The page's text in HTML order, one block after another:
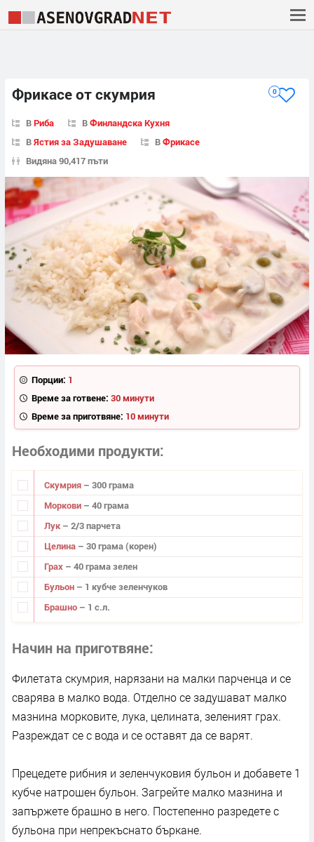
Фрикасе от скумрия 0
ВРиба ВФинландска Кухня
ВЯстия за Задушаване ВФрикасе
Видяна 90,417 пъти
Порции: 1
Време за готвене: 30 минути
Време за приготвяне: 10 минути
Необходими продукти
Скумрия – 300 грама
Моркови – 40 грама
Лук – 2/3 парчета
Целина – 30 грама (корен)
Грах – 40 грама зелен
Бульон – 1 кубче зеленчуков
Брашно – 1 с.л.
Начин на приготвяне
Филетата скумрия, нарязани на малки парченца и се
сварява в малко вода. Отделно се задушават малко
мазнина морковите, лука, целината, зеленият грах.
Разреждат се с вода и се оставят да се варят.
Прецедете рибния и зеленчуковия бульон и добавете 1
кубче натрошен бульон. Загрейте малко мазнина и
запържете брашно в него. Постепенно разредете с
бульона при непрекъснато бъркане.